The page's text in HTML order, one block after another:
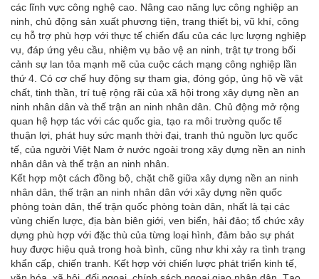
các lĩnh vực công nghệ cao. Nâng cao năng lực công nghiệp an
ninh, chủ động sản xuất phương tiện, trang thiết bị, vũ khí, công
cụ hỗ trợ phù hợp với thực tế chiến đấu của các lực lượng nghiệp
vụ, đáp ứng yêu cầu, nhiệm vụ bảo vệ an ninh, trật tự trong bối
cảnh sự lan tỏa mạnh mẽ của cuộc cách mạng công nghiệp lần
thứ 4. Có cơ chế huy động sự tham gia, đóng góp, ủng hộ về vật
chất, tinh thần, trí tuệ rộng rãi của xã hội trong xây dựng nền an
ninh nhân dân và thế trận an ninh nhân dân. Chủ động mở rộng
quan hệ hợp tác với các quốc gia, tạo ra môi trường quốc tế
thuận lợi, phát huy sức mạnh thời đại, tranh thủ nguồn lực quốc
tế, của người Việt Nam ở nước ngoài trong xây dựng nền an ninh
nhân dân và thế trận an ninh nhân.
Kết hợp một cách đồng bộ, chặt chẽ giữa xây dựng nền an ninh
nhân dân, thế trận an ninh nhân dân với xây dựng nền quốc
phòng toàn dân, thế trận quốc phòng toàn dân, nhất là tại các
vùng chiến lược, địa bàn biên giới, ven biển, hải đảo; tổ chức xây
dựng phù hợp với đặc thù của từng loại hình, đảm bảo sự phát
huy được hiệu quả trong hoà bình, cũng như khi xảy ra tình trạng
khẩn cấp, chiến tranh. Kết hợp với chiến lược phát triển kinh tế,